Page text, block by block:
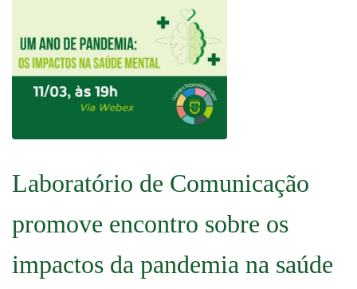
Laboratório de Comunicação
promove encontro sobre os
impactos da pandemia na saúde